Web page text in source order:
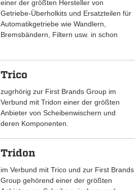
einer der größten Hersteller von
Getriebe-Überholkits und Ersatzteilen für
Automatikgetriebe wie Wandlern,
Bremsbändern, Filtern usw. in schon
Trico
zugrhörig zur First Brands Group im
Verbund mit Tridon einer der größten
Anbieter von Scheibenwischern und
deren Komponenten.
Tridon
im Verbund mit Trico und zur First Brands
Group gehörend einer der größten